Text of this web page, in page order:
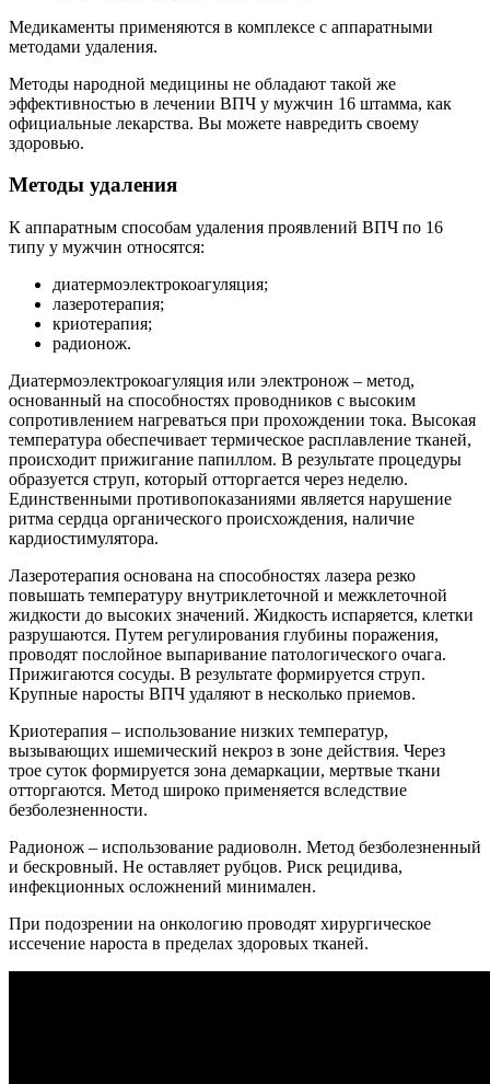
Медикаменты применяются в комплексе с аппаратными
методами удаления.
Методы народной медицины не обладают такой же
эффективностью в лечении ВПЧ у мужчин 16 штамма, как
официальные лекарства. Вы можете навредить своему
здоровью.
Методы удаления
К аппаратным способам удаления проявлений ВПЧ по 16
типу у мужчин относятся:
диатермоэлектрокоагуляция;
лазеротерапия;
криотерапия;
радионож.
Диатермоэлектрокоагуляция или электронож – метод,
основанный на способностях проводников с высоким
сопротивлением нагреваться при прохождении тока. Высокая
температура обеспечивает термическое расплавление тканей,
происходит прижигание папиллом. В результате процедуры
образуется струп, который отторгается через неделю.
Единственными противопоказаниями является нарушение
ритма сердца органического происхождения, наличие
кардиостимулятора.
Лазеротерапия основана на способностях лазера резко
повышать температуру внутриклеточной и межклеточной
жидкости до высоких значений. Жидкость испаряется, клетки
разрушаются. Путем регулирования глубины поражения,
проводят послойное выпаривание патологического очага.
Прижигаются сосуды. В результате формируется струп.
Крупные наросты ВПЧ удаляют в несколько приемов.
Криотерапия – использование низких температур,
вызывающих ишемический некроз в зоне действия. Через
трое суток формируется зона демаркации, мертвые ткани
отторгаются. Метод широко применяется вследствие
безболезненности.
Радионож – использование радиоволн. Метод безболезненный
и бескровный. Не оставляет рубцов. Риск рецидива,
инфекционных осложнений минимален.
При подозрении на онкологию проводят хирургическое
иссечение нароста в пределах здоровых тканей.